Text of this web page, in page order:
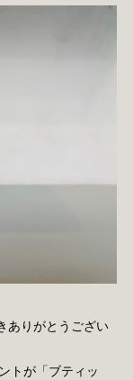
ありがとうござい
トが「ブティッ